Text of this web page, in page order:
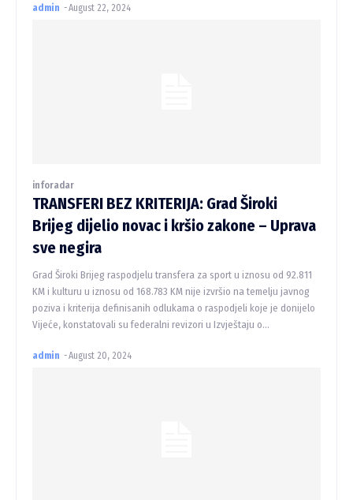
admin -August 22, 2024
inforadar
TRANSFERI BEZ KRITERIJA: Grad Široki
Brijeg dijelio novac i kršio zakone – Uprava
sve negira
Grad Široki Brijeg raspodjelu transfera za sport u iznosu od 92.811
KM i kulturu u iznosu od 168.783 KM nije izvršio na temelju javnog
poziva i kriterija definisanih odlukama o raspodjeli koje je donijelo
Vijeće, konstatovali su federalni revizori u Izvještaju o...
admin -August 20, 2024